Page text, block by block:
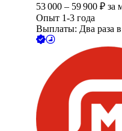
53 000 – 59 900 ₽ за
Опыт 1-3 года
Выплаты: Два раза